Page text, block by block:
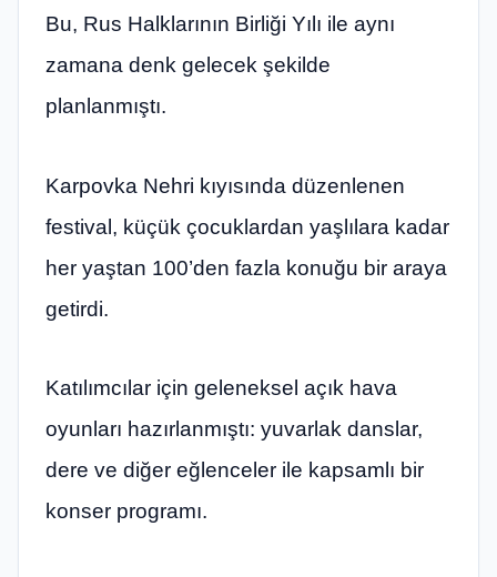
Bu, Rus Halklarının Birliği Yılı ile aynı
zamana denk gelecek şekilde
planlanmıştı.
Karpovka Nehri kıyısında düzenlenen
festival, küçük çocuklardan yaşlılara kadar
her yaştan 100’den fazla konuğu bir araya
getirdi.
Katılımcılar için geleneksel açık hava
oyunları hazırlanmıştı: yuvarlak danslar,
dere ve diğer eğlenceler ile kapsamlı bir
konser programı.